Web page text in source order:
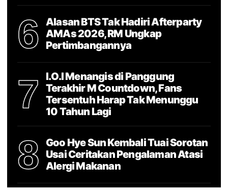
6
Alasan BTS Tak Hadiri Afterparty
AMAs 2026, RM Ungkap
Pertimbangannya
7
I.O.I Menangis di Panggung
Terakhir M Countdown, Fans
Tersentuh Harap Tak Menunggu
10 Tahun Lagi
8
Goo Hye Sun Kembali Tuai Sorotan
Usai Ceritakan Pengalaman Atasi
Alergi Makanan